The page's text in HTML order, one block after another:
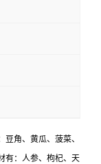
角、黄瓜、菠菜、
有：人参、枸杞、天